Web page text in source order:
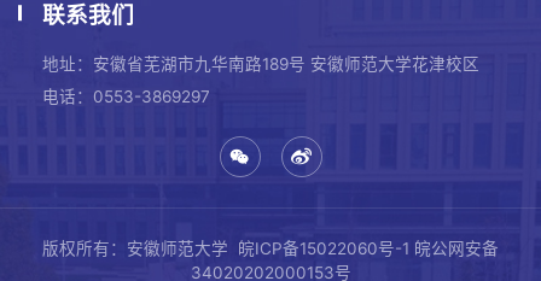
联系我们
地址：安徽省芜湖市九华南路189号 安徽师范大学花津校区
电话：0553-3869297
版权所有：安徽师范大学 皖ICP备15022060号-1 皖公网安备
34020202000153号